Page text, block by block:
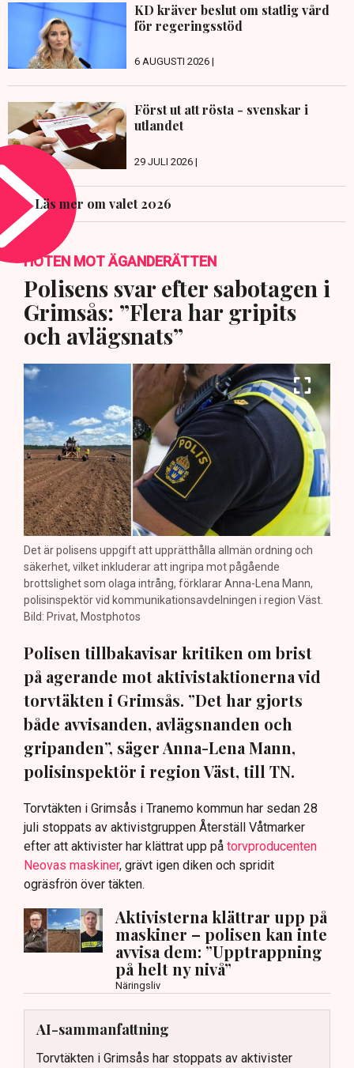
KD kräver beslut om statlig vård
för regeringsstöd
6 AUGUSTI 2026 |
Först ut att rösta - svenskar i
utlandet
29 JULI 2026 |
Läs mer om valet 2026
HOTEN MOT ÄGANDERÄTTEN
Polisens svar efter sabotagen i
Grimsås: ”Flera har gripits
och avlägsnats”
Det är polisens uppgift att upprätthålla allmän ordning och
säkerhet, vilket inkluderar att ingripa mot pågående
brottslighet som olaga intrång, förklarar Anna-Lena Mann,
polisinspektör vid kommunikationsavdelningen i region Väst.
Bild: Privat, Mostphotos
Polisen tillbakavisar kritiken om brist
på agerande mot aktivistaktionerna vid
torvtäkten i Grimsås. ”Det har gjorts
både avvisanden, avlägsnanden och
gripanden”, säger Anna-Lena Mann,
polisinspektör i region Väst, till TN.
Torvtäkten i Grimsås i Tranemo kommun har sedan 28
juli stoppats av aktivistgruppen Återställ Våtmarker
efter att aktivister har klättrat upp på torvproducenten
Neovas maskiner, grävt igen diken och spridit
ogräsfrön över täkten.
Aktivisterna klättrar upp på
maskiner – polisen kan inte
avvisa dem: ”Upptrappning
på helt ny nivå”
Näringsliv
AI-sammanfattning
Torvtäkten i Grimsås har stoppats av aktivister